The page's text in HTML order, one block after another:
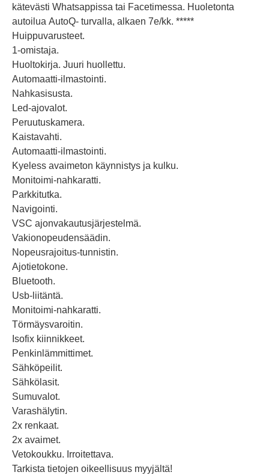
kätevästi Whatsappissa tai Facetimessa. Huoletonta
autoilua AutoQ- turvalla, alkaen 7e/kk. *****
Huippuvarusteet.
1-omistaja.
Huoltokirja. Juuri huollettu.
Automaatti-ilmastointi.
Nahkasisusta.
Led-ajovalot.
Peruutuskamera.
Kaistavahti.
Automaatti-ilmastointi.
Kyeless avaimeton käynnistys ja kulku.
Monitoimi-nahkaratti.
Parkkitutka.
Navigointi.
VSC ajonvakautusjärjestelmä.
Vakionopeudensäädin.
Nopeusrajoitus-tunnistin.
Ajotietokone.
Bluetooth.
Usb-liitäntä.
Monitoimi-nahkaratti.
Törmäysvaroitin.
Isofix kiinnikkeet.
Penkinlämmittimet.
Sähköpeilit.
Sähkölasit.
Sumuvalot.
Varashälytin.
2x renkaat.
2x avaimet.
Vetokoukku. Irroitettava.
Tarkista tietojen oikeellisuus myyjältä!